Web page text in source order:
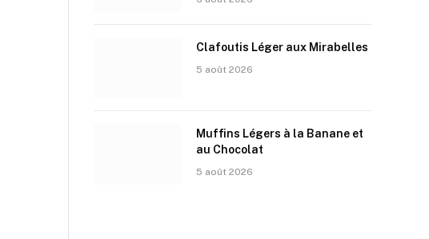
Clafoutis Léger aux Mirabelles
5 août 2026
Muffins Légers à la Banane et
au Chocolat
5 août 2026